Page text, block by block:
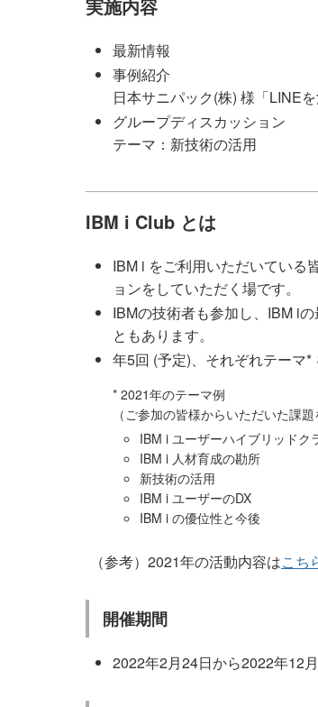
実施内容
最新情報
事例紹介
日本サニパック(株) 様「LINE
グループディスカッション
テーマ：新技術の活用
IBM i Club とは
IBM i をご利用いただいている
ョンをしていただく場です。
IBMの技術者も参加し、IBM i
ともあります。
年5回 (予定)、それぞれテーマ*
* 2021年のテーマ例
（ご参加の皆様からいただいた課
IBM i ユーザーハイブリッドク
IBM i 人材育成の勘所
新技術の活用
IBM i ユーザーのDX
IBM i の優位性と今後
（参考）2021年の活動内容はこち
開催期間
2022年2月24日から2022年12